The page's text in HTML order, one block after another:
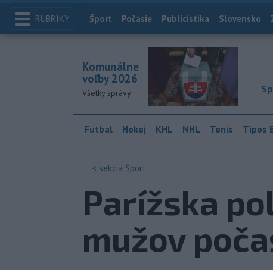
RUBRIKY Index
Šport Počasie Publicistika Slovensko
Komunálne
voľby 2026
Všetky správy
Futbal Hokej KHL NHL Tenis Tipos
< sekcia Šport
Parížska
mužov